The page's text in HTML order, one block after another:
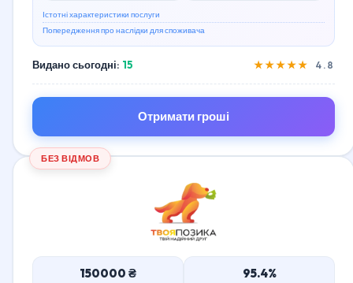
Істотні характеристики послуги
Попередження про наслідки для споживача
Видано сьогодні: 15 ★★★★★ 4.8
Отримати гроші
БЕЗ ВІДМОВ
150000 ₴ 95.4%